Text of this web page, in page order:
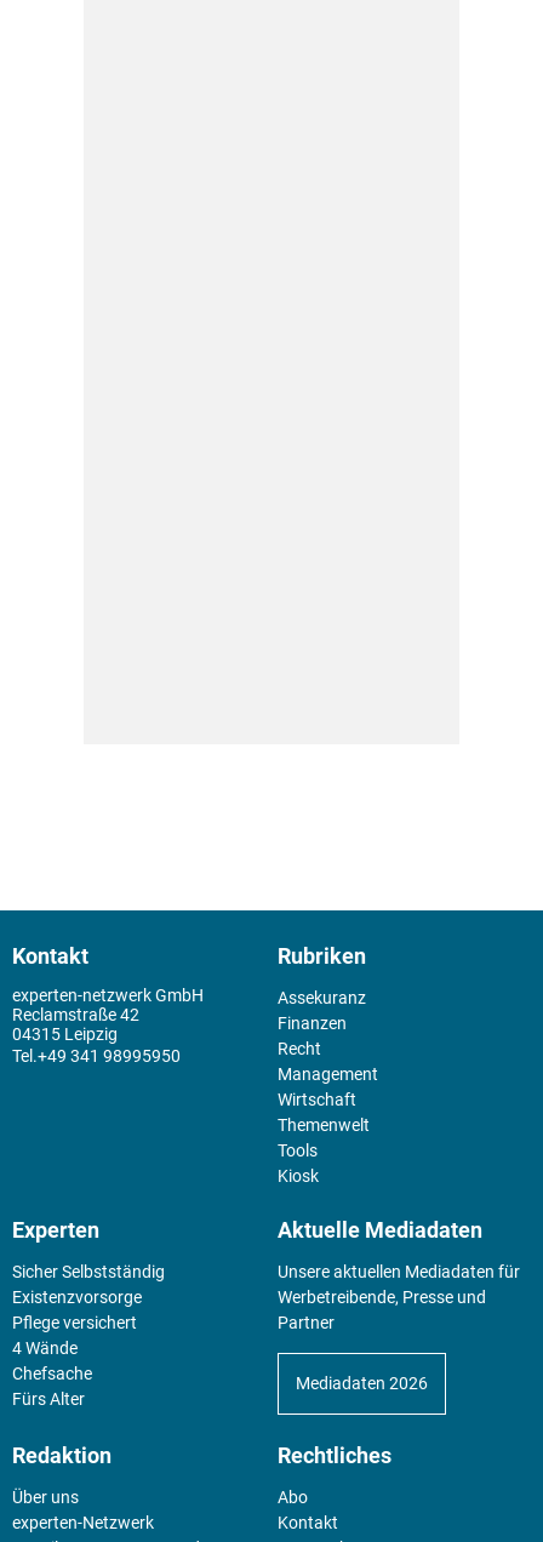
Kontakt
experten-netzwerk GmbH
Reclamstraße 42
04315 Leipzig
+49 341 98995950
Rubriken
Assekuranz
Finanzen
Recht
Management
Wirtschaft
Themenwelt
Tools
Kiosk
Experten
Sicher Selbstständig
Existenz­vorsorge
Pflege versichert
4 Wände
Chefsache
Fürs Alter
Aktuelle Mediadaten
Unsere aktuellen Mediadaten für
Werbetreibende, Presse und
Partner
Mediadaten 2026
Redaktion
Über uns
experten-Netzwerk
Rechtliches
Abo
Kontakt